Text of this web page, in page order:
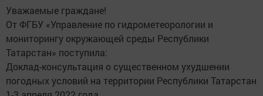
Уважаемые граждане!
От ФГБУ «Управление по гидрометеорологии и
мониторингу окружающей среды Республики
Татарстан» поступила:
Доклад-консультация о существенном ухудшении
погодных условий на территории Республики Татарстан